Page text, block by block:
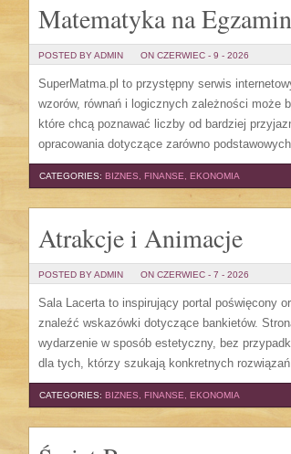
Matematyka na
POSTED BY ADMIN ON CZERWIEC - 9 - 2026
SuperMatma.pl to przystępny serwis
wzorów, równań i logicznych zależności może
które chcą poznawać liczby od bardziej
opracowania dotyczące zarówno
CATEGORIES: BIZNES, FINANSE, EKONOMIA
Atrakcje i Animacje
POSTED BY ADMIN ON CZERWIEC - 7 - 2026
Sala Lacerta to inspirujący portal poświęcony
znaleźć wskazówki dotyczące bankietów.
wydarzenie w sposób estetyczny, bez
dla tych, którzy szukają konkretnych
CATEGORIES: BIZNES, FINANSE, EKONOMIA